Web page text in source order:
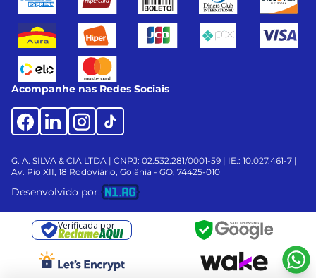
Acompanhe nas Redes Sociais
G. A. SILVA & CIA LTDA | CNPJ: 02.532.281/0001-59 | IE.: 10.027.461-7 |
Av. Pio XII, 18 Rodoviário, Goiânia - GO, 74425-010
Desenvolvido por:
Verificada por